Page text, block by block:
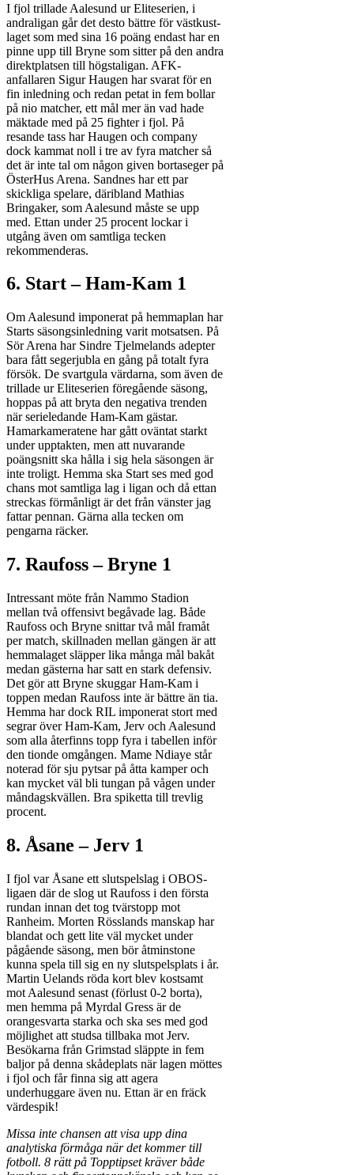
I fjol trillade Aalesund ur Eliteserien, i
andraligan går det desto bättre för västkust-
laget som med sina 16 poäng endast har en
pinne upp till Bryne som sitter på den andra
direktplatsen till högstaligan. AFK-
anfallaren Sigur Haugen har svarat för en
fin inledning och redan petat in fem bollar
på nio matcher, ett mål mer än vad hade
mäktade med på 25 fighter i fjol. På
resande tass har Haugen och company
dock kammat noll i tre av fyra matcher så
det är inte tal om någon given bortaseger på
ÖsterHus Arena. Sandnes har ett par
skickliga spelare, däribland Mathias
Bringaker, som Aalesund måste se upp
med. Ettan under 25 procent lockar i
utgång även om samtliga tecken
rekommenderas.
6. Start – Ham-Kam 1
Om Aalesund imponerat på hemmaplan har
Starts säsongsinledning varit motsatsen. På
Sör Arena har Sindre Tjelmelands adepter
bara fått segerjubla en gång på totalt fyra
försök. De svartgula värdarna, som även de
trillade ur Eliteserien föregående säsong,
hoppas på att bryta den negativa trenden
när serieledande Ham-Kam gästar.
Hamarkameratene har gått oväntat starkt
under upptakten, men att nuvarande
poängsnitt ska hålla i sig hela säsongen är
inte troligt. Hemma ska Start ses med god
chans mot samtliga lag i ligan och då ettan
streckas förmånligt är det från vänster jag
fattar pennan. Gärna alla tecken om
pengarna räcker.
7. Raufoss – Bryne 1
Intressant möte från Nammo Stadion
mellan två offensivt begåvade lag. Både
Raufoss och Bryne snittar två mål framåt
per match, skillnaden mellan gängen är att
hemmalaget släpper lika många mål bakåt
medan gästerna har satt en stark defensiv.
Det gör att Bryne skuggar Ham-Kam i
toppen medan Raufoss inte är bättre än tia.
Hemma har dock RIL imponerat stort med
segrar över Ham-Kam, Jerv och Aalesund
som alla återfinns topp fyra i tabellen inför
den tionde omgången. Mame Ndiaye står
noterad för sju pytsar på åtta kamper och
kan mycket väl bli tungan på vågen under
måndagskvällen. Bra spiketta till trevlig
procent.
8. Åsane – Jerv 1
I fjol var Åsane ett slutspelslag i OBOS-
ligaen där de slog ut Raufoss i den första
rundan innan det tog tvärstopp mot
Ranheim. Morten Rösslands manskap har
blandat och gett lite väl mycket under
pågående säsong, men bör åtminstone
kunna spela till sig en ny slutspelsplats i år.
Martin Uelands röda kort blev kostsamt
mot Aalesund senast (förlust 0-2 borta),
men hemma på Myrdal Gress är de
orangesvarta starka och ska ses med god
möjlighet att studsa tillbaka mot Jerv.
Besökarna från Grimstad släppte in fem
baljor på denna skådeplats när lagen möttes
i fjol och får finna sig att agera
underhuggare även nu. Ettan är en fräck
värdespik!
Missa inte chansen att visa upp dina
analytiska förmåga när det kommer till
fotboll. 8 rätt på Topptipset kräver både